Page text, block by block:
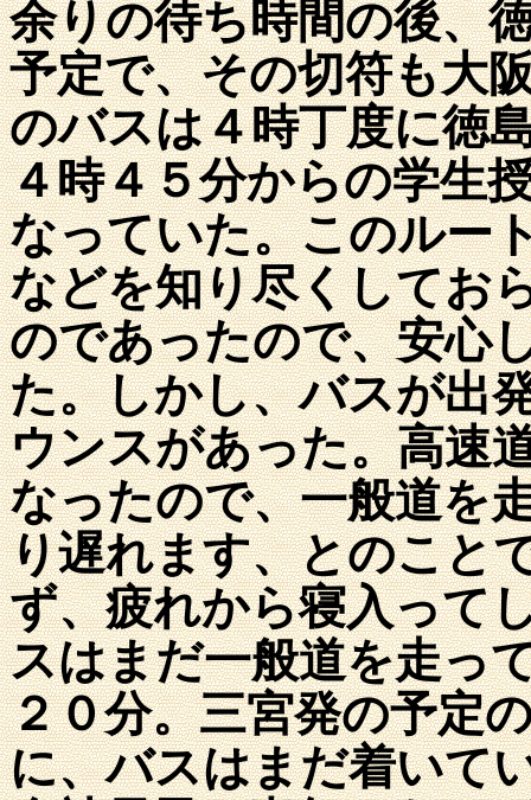
余りの待ち時間の後、
予定で、その切符も大
のバスは４時丁度に徳
４時４５分からの学生
なっていた。このルー
などを知り尽くしてお
のであったので、安心
た。しかし、バスが出
ウンスがあった。高速
なったので、一般道を
り遅れます、とのこと
ず、疲れから寝入って
スはまだ一般道を走っ
２０分。三宮発の予定
に、バスはまだ着いて